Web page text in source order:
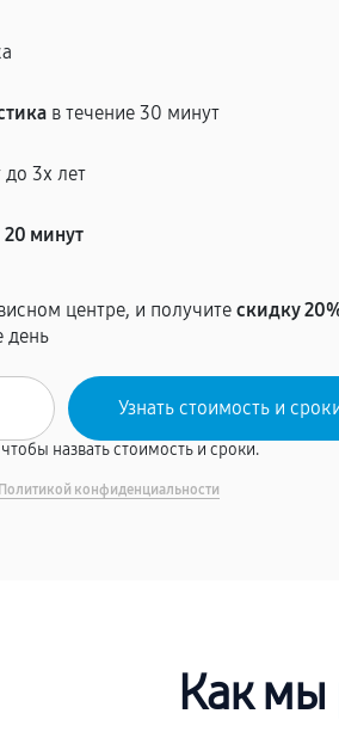
в течение 30 минут
3х лет
20 минут
центре, и получитескидку
день
чтобы назвать стоимость и сроки.
Политикой конфиденциальности
Как мы